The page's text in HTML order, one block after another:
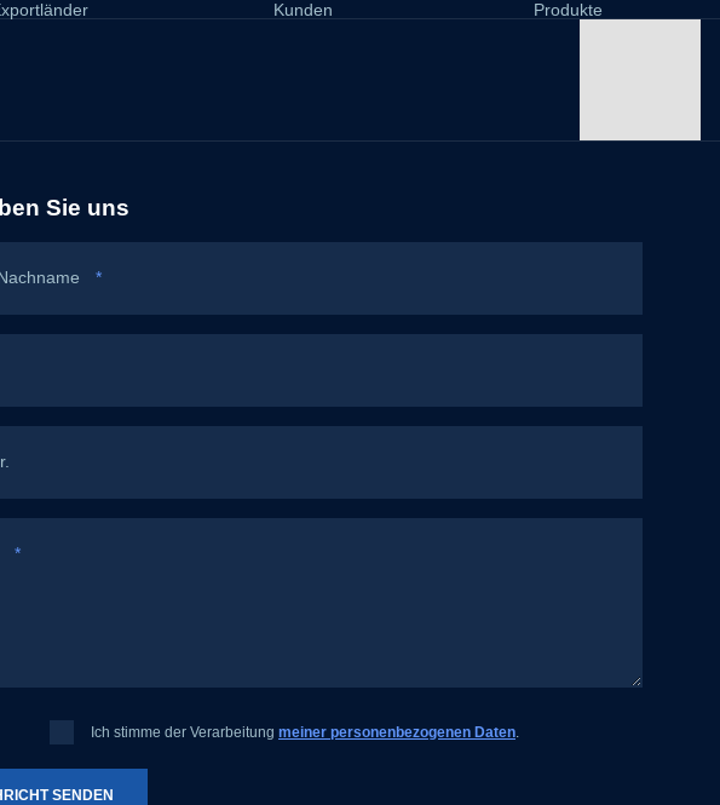
Kunden Produkte
Sie uns
*
*
Verarbeitung
Ich stimme der Verarbeitung meiner personenbezogenen Daten.
SENDEN